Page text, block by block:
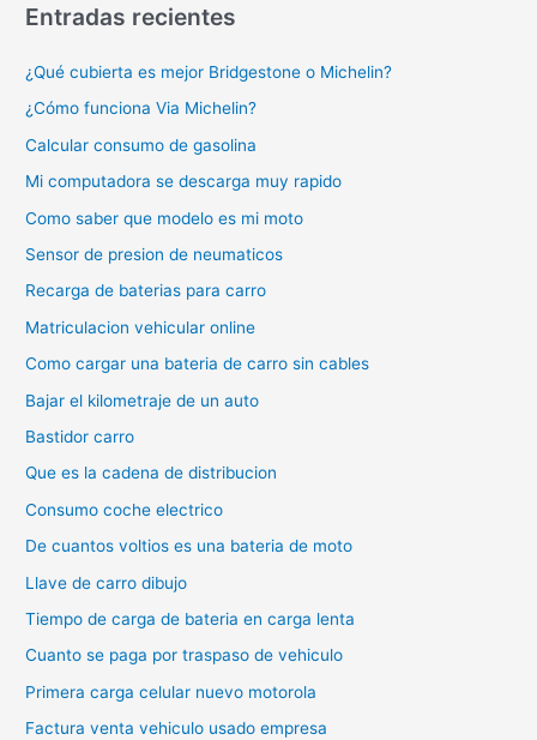
Entradas recientes
¿Qué cubierta es mejor Bridgestone o Michelin?
¿Cómo funciona Via Michelin?
Calcular consumo de gasolina
Mi computadora se descarga muy rapido
Como saber que modelo es mi moto
Sensor de presion de neumaticos
Recarga de baterias para carro
Matriculacion vehicular online
Como cargar una bateria de carro sin cables
Bajar el kilometraje de un auto
Bastidor carro
Que es la cadena de distribucion
Consumo coche electrico
De cuantos voltios es una bateria de moto
Llave de carro dibujo
Tiempo de carga de bateria en carga lenta
Cuanto se paga por traspaso de vehiculo
Primera carga celular nuevo motorola
Factura venta vehiculo usado empresa